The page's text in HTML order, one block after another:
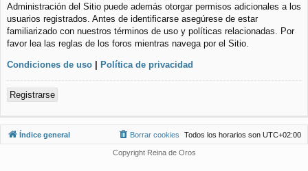
Administración del Sitio puede además otorgar permisos adicionales a los
usuarios registrados. Antes de identificarse asegúrese de estar
familiarizado con nuestros términos de uso y políticas relacionadas. Por
favor lea las reglas de los foros mientras navega por el Sitio.
Condiciones de uso | Política de privacidad
Registrarse
Índice general Todos los horarios son UTC+02:00
Borrar cookies
Copyright Reina de Oros